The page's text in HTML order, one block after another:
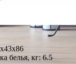
белья, кг: 6.5